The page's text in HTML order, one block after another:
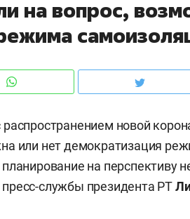
на вопрос,
распространением новой
или нет демократизация
на перспективу
службы президента РТ